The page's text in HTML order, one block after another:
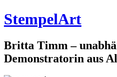
StempelArt
Britta Timm –
Demonstratorin aus